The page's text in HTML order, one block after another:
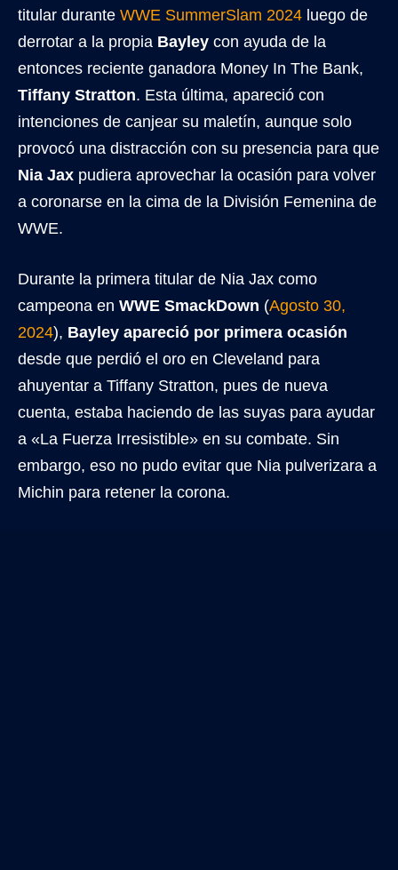
titular durante WWE SummerSlam 2024 luego de
derrotar a la propia Bayley con ayuda de la
entonces reciente ganadora Money In The Bank,
Tiffany Stratton. Esta última, apareció con
intenciones de canjear su maletín, aunque solo
provocó una distracción con su presencia para que
Nia Jax pudiera aprovechar la ocasión para volver
a coronarse en la cima de la División Femenina de
WWE.
Durante la primera titular de Nia Jax como
campeona en WWE SmackDown (Agosto 30,
2024), Bayley apareció por primera ocasión
desde que perdió el oro en Cleveland para
ahuyentar a Tiffany Stratton, pues de nueva
cuenta, estaba haciendo de las suyas para ayudar
a «La Fuerza Irresistible» en su combate. Sin
embargo, eso no pudo evitar que Nia pulverizara a
Michin para retener la corona.